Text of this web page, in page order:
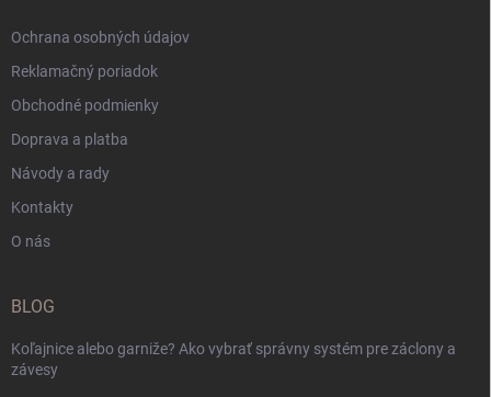
Ochrana osobných údajov
Reklamačný poriadok
Obchodné podmienky
Doprava a platba
Návody a rady
Kontakty
O nás
BLOG
Koľajnice alebo garniže? Ako vybrať správny systém pre záclony a
závesy